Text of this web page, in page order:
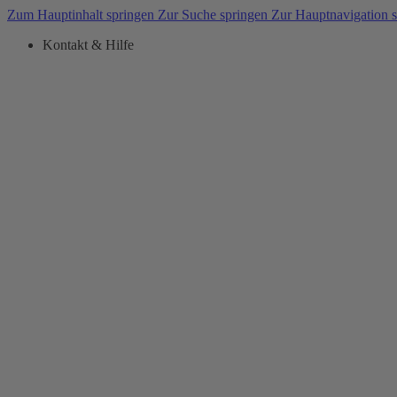
Zum Hauptinhalt springen Zur Suche springen Zur Hauptnavigation
Kontakt & Hilfe